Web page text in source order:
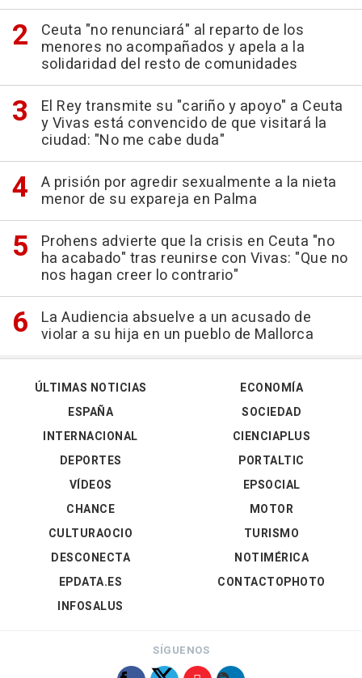
Ceuta "no renunciará" al reparto de los
menores no acompañados y apela a la
solidaridad del resto de comunidades
El Rey transmite su "cariño y apoyo" a Ceuta
y Vivas está convencido de que visitará la
ciudad: "No me cabe duda"
A prisión por agredir sexualmente a la nieta
menor de su expareja en Palma
Prohens advierte que la crisis en Ceuta "no
ha acabado" tras reunirse con Vivas: "Que no
nos hagan creer lo contrario"
La Audiencia absuelve a un acusado de
violar a su hija en un pueblo de Mallorca
ÚLTIMAS NOTICIAS
ESPAÑA
INTERNACIONAL
DEPORTES
VÍDEOS
ECONOMÍA
SOCIEDAD
CIENCIAPLUS
PORTALTIC
EPSOCIAL
CHANCE
CULTURAOCIO
DESCONECTA
EPDATA.ES
INFOSALUS
MOTOR
TURISMO
NOTIMÉRICA
CONTACTOPHOTO
SÍGUENOS